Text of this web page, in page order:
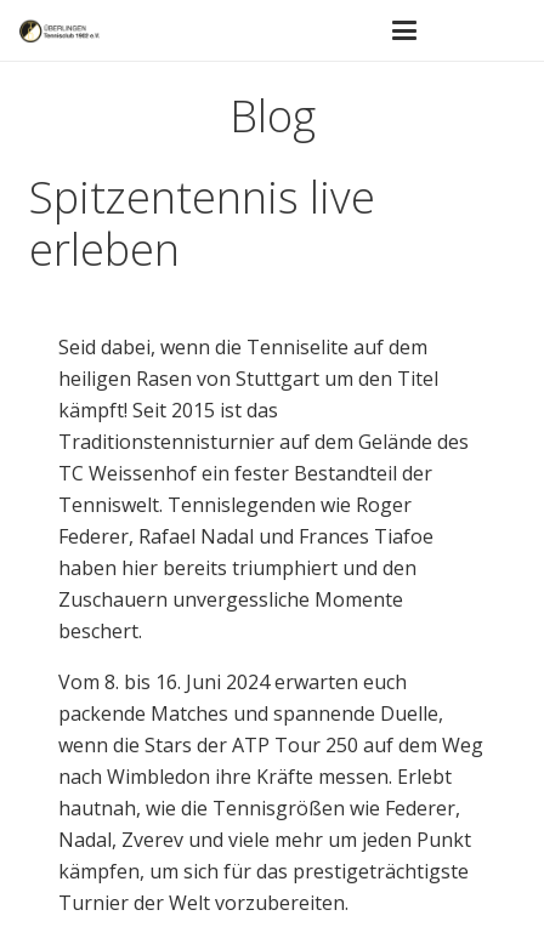
Blog
Spitzentennis live
erleben
Seid dabei, wenn die Tenniselite auf dem
heiligen Rasen von Stuttgart um den Titel
kämpft! Seit 2015 ist das
Traditionstennisturnier auf dem Gelände des
TC Weissenhof ein fester Bestandteil der
Tenniswelt. Tennislegenden wie Roger
Federer, Rafael Nadal und Frances Tiafoe
haben hier bereits triumphiert und den
Zuschauern unvergessliche Momente
beschert.
Vom 8. bis 16. Juni 2024 erwarten euch
packende Matches und spannende Duelle,
wenn die Stars der ATP Tour 250 auf dem Weg
nach Wimbledon ihre Kräfte messen. Erlebt
hautnah, wie die Tennisgrößen wie Federer,
Nadal, Zverev und viele mehr um jeden Punkt
kämpfen, um sich für das prestigeträchtigste
Turnier der Welt vorzubereiten.